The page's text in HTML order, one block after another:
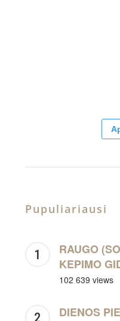
Pupuliariausi
RAUGO
KEPIMO
102 639 views
DIENOS